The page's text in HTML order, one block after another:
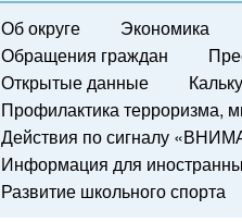
Об округе Экономика
Обращения граждан
Открытые данные
Профилактика терроризма,
Действия по сигналу
Информация для
Развитие школьного спорта